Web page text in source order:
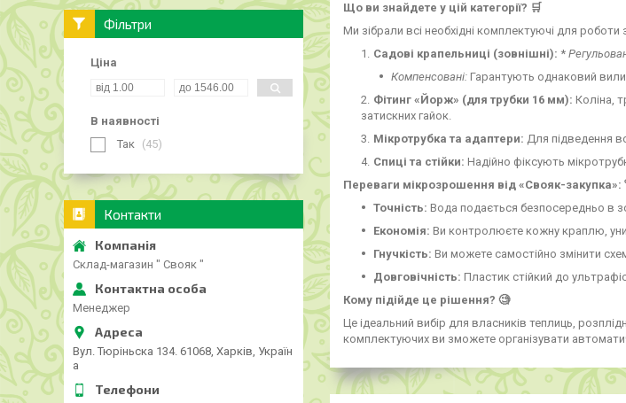
Що ви знайдете у цій категорії? 🛒
Ми зібрали всі необхідні комплектуючі для
Садові крапельниці (зовнішні): *
Компенсовані: Гарантують однаковий
Фітинг «Йорж» (для трубки 16 мм): Коліна,
затискних гайок.
Мікротрубка та адаптери: Для підведення
Спиці та стійки: Надійно фіксують
Переваги мікрозрошення від «Свояк-закупка»:
Точність: Вода подається безпосередньо в
Економія: Ви контролюєте кожну краплю,
Гнучкість: Ви можете самостійно змінити
Довговічність: Пластик стійкий до
Кому підійде це рішення? 🧐
Це ідеальний вибір для власників теплиць,
комплектуючих ви зможете організувати
Фільтри
Ціна
В наявності
Так
45
Контакти
Склад-магазин " Свояк "
Менеджер
Вул. Тюріньска 134. 61068, Харків, Україн
а